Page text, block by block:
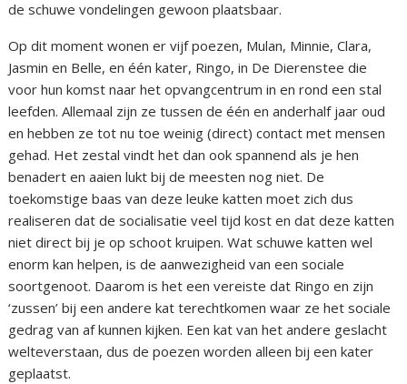
de schuwe vondelingen gewoon plaatsbaar.
Op dit moment wonen er vijf poezen, Mulan, Minnie, Clara,
Jasmin en Belle, en één kater, Ringo, in De Dierenstee die
voor hun komst naar het opvangcentrum in en rond een stal
leefden. Allemaal zijn ze tussen de één en anderhalf jaar oud
en hebben ze tot nu toe weinig (direct) contact met mensen
gehad. Het zestal vindt het dan ook spannend als je hen
benadert en aaien lukt bij de meesten nog niet. De
toekomstige baas van deze leuke katten moet zich dus
realiseren dat de socialisatie veel tijd kost en dat deze katten
niet direct bij je op schoot kruipen. Wat schuwe katten wel
enorm kan helpen, is de aanwezigheid van een sociale
soortgenoot. Daarom is het een vereiste dat Ringo en zijn
‘zussen’ bij een andere kat terechtkomen waar ze het sociale
gedrag van af kunnen kijken. Een kat van het andere geslacht
welteverstaan, dus de poezen worden alleen bij een kater
geplaatst.